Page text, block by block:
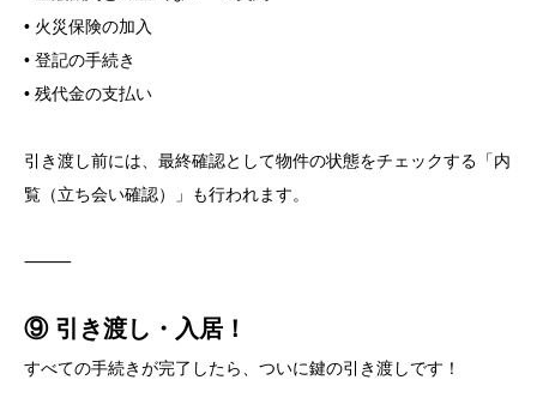
• 火災保険の加入
• 登記の手続き
• 残代金の支払い
引き渡し前には、最終確認として物件の状態をチェックする「内
覧（立ち会い確認）」も行われます。
⸻
⑨ 引き渡し・入居！
すべての手続きが完了したら、ついに鍵の引き渡しです！